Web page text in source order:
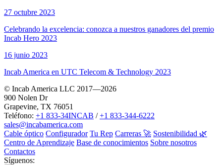
27 octubre 2023
Celebrando la excelencia: conozca a nuestros ganadores del premio
Incab Hero 2023
16 junio 2023
Incab America en UTC Telecom & Technology 2023
© Incab America LLC 2017—2026
900 Nolen Dr
Grapevine, TX 76051
Teléfono: +1 833-34INCAB /+1 833-344-6222
sales@incabamerica.com
Cable óptico Configurador Tu Rep Carreras 🚀 Sostenibilidad 🌿
Centro de Aprendizaje Base de conocimientos Sobre nosotros
Contactos
Síguenos: